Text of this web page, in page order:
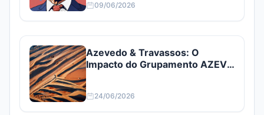
09/06/2026
Azevedo & Travassos: O
Impacto do Grupamento AZEV3
24/06/2026